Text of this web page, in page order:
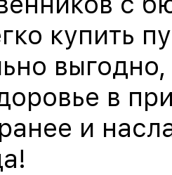
купить
в
и